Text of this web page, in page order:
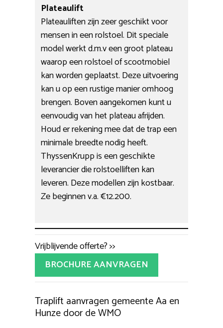
Plateaulift
Plateauliften zijn zeer geschikt voor
mensen in een rolstoel. Dit speciale
model werkt d.m.v een groot plateau
waarop een rolstoel of scootmobiel
kan worden geplaatst. Deze uitvoering
kan u op een rustige manier omhoog
brengen. Boven aangekomen kunt u
eenvoudig van het plateau afrijden.
Houd er rekening mee dat de trap een
minimale breedte nodig heeft.
ThyssenKrupp is een geschikte
leverancier die rolstoelliften kan
leveren. Deze modellen zijn kostbaar.
Ze beginnen v.a. €12.200.
Vrijblijvende offerte? >>
BROCHURE AANVRAGEN
Traplift aanvragen gemeente Aa en
Hunze door de WMO